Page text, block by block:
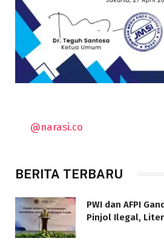
@narasi.co
BERITA TERBARU
PWI dan AFPI
Pinjol Ilegal,